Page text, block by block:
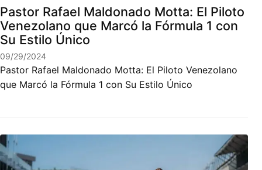
Pastor Rafael Maldonado Motta: El Piloto
Venezolano que Marcó la Fórmula 1 con
Su Estilo Único
09/29/2024
Pastor Rafael Maldonado Motta: El Piloto Venezolano
que Marcó la Fórmula 1 con Su Estilo Único